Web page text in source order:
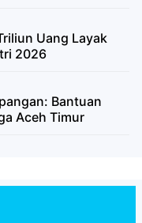
Uang Layak
2026
Bantuan
Aceh Timur